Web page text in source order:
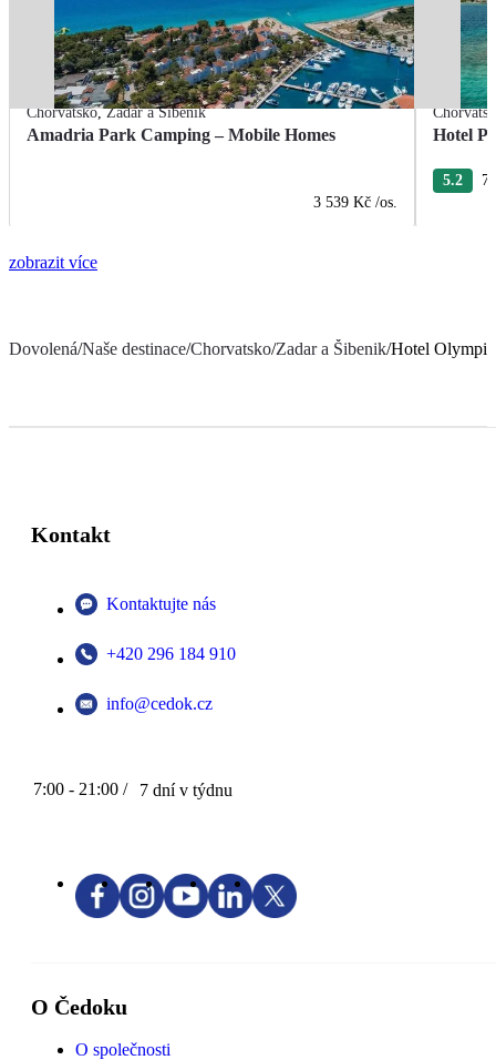
Chorvatsko,Zadar a Šibenik
Amadria Park Camping – Mobile Homes
3 539 Kč /os.
Hotel
5.2 7
zobrazit více
Dovolená/Naše destinace/Chorvatsko/Zadar a Šibenik/Hotel
Kontakt
Kontaktujte nás
+420 296 184 910
info@cedok.cz
7:00 - 21:00 / 7 dní v týdnu
O Čedoku
O společnosti